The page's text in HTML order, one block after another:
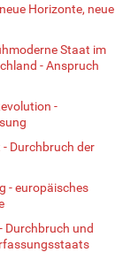
Horizonte, neue
Staat im
- Anspruch
-
Durchbruch der
- europäisches
Durchbruch und